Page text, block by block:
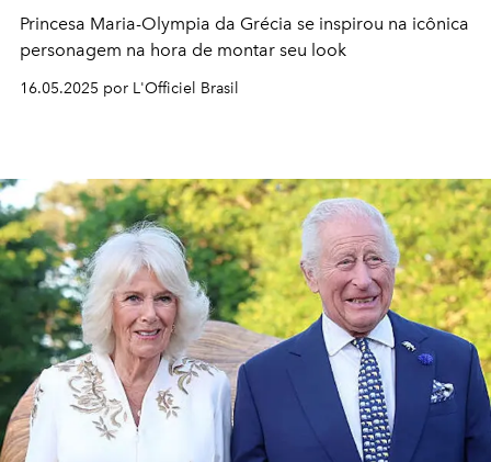
Princesa Maria-Olympia da Grécia se inspirou na icônica
personagem na hora de montar seu look
16.05.2025 por L'Officiel Brasil